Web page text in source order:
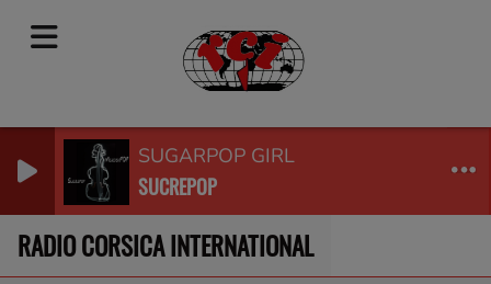
SUGARPOP GIRL
SUCREPOP
RADIO CORSICA INTERNATIONAL